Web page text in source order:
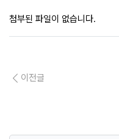
첨부된 파일이 없습니다.
이전글